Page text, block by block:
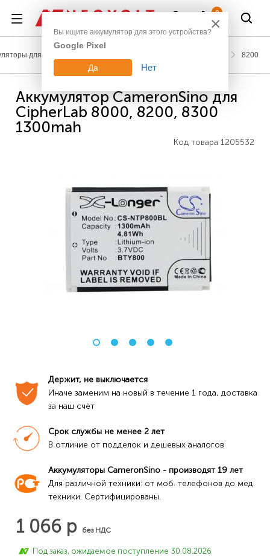
0
для сканеров штрих-кодов и терминалов 8200
Аккумулятор CameronSino для
CipherLab 8000, 8200, 8300
1300mah
Код товара 1205532
Держит, не выключается
Иначе заменим на новый в течение 1 года, доставка
за наш счёт
Срок службы не менее 2 лет
В отличие от подделок и дешевых аналогов
Аккумуляторы CameronSino - производят 19 лет
Для различной техники: от моб. телефонов до мед.
техники. Сертифицированы.
1 066 р без НДС
Под заказ, ожидаемое поступление 30.08.2026
×
Вы ищите аккумулятор для этого устройства?
Google Pixel
Да Нет